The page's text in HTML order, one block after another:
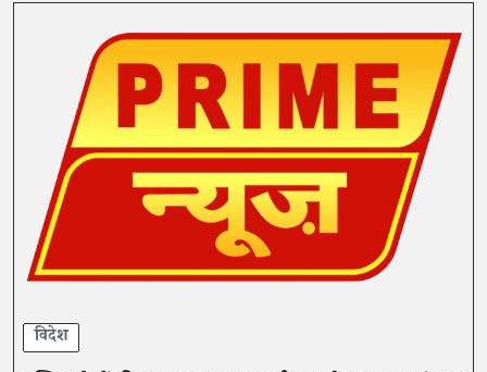
विदेश